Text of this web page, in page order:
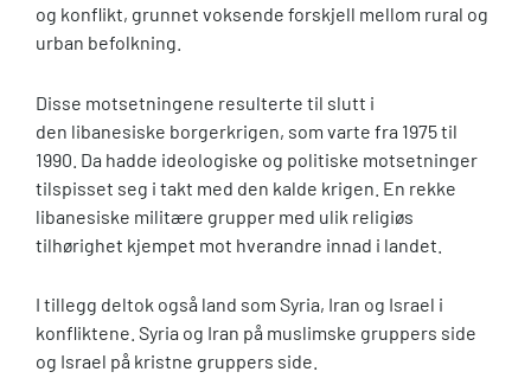
og konflikt, grunnet voksende forskjell mellom rural og
urban befolkning.
Disse motsetningene resulterte til slutt i
den libanesiske borgerkrigen, som varte fra 1975 til
1990. Da hadde ideologiske og politiske motsetninger
tilspisset seg i takt med den kalde krigen. En rekke
libanesiske militære grupper med ulik religiøs
tilhørighet kjempet mot hverandre innad i landet.
I tillegg deltok også land som Syria, Iran og Israel i
konfliktene. Syria og Iran på muslimske gruppers side
og Israel på kristne gruppers side.